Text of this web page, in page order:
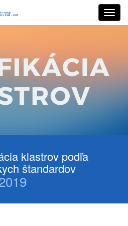
klastrov podľa
štandardov